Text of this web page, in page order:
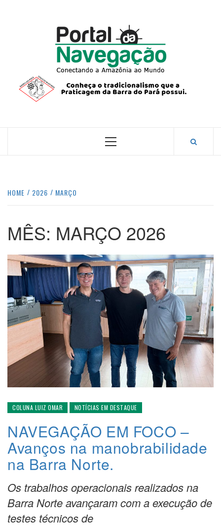
CONECTANDO A AMAZÔNIA COM O MUNDO.
Primary
HOME 2026 MARÇO
MÊS: MARÇO 2026
COLUNA LUIZ OMAR NOTÍCIAS EM DESTAQUE
NAVEGAÇÃO EM FOCO –
Avanços na manobrabilidade
na Barra Norte.
Os trabalhos operacionais realizados na
Barra Norte avançaram com a execução de
testes técnicos de